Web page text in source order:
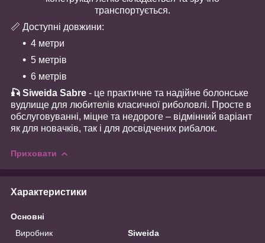
транспортується.
📏 Доступні довжини:
4 метри
5 метрів
6 метрів
🎣 Siweida Sabre - це практичне та надійне болонське
вудлище для любителів класичної риболовлі. Просте в
обслуговуванні, міцне та недороге – відмінний варіант
як для новачків, так і для досвідчених рибалок.
Приховати
Характеристики
Основні
Виробник
Siweida